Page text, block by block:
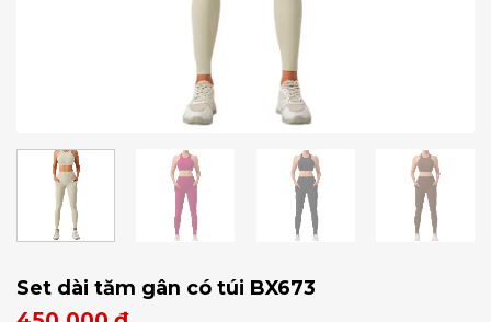
Set dài tăm gân có túi BX673